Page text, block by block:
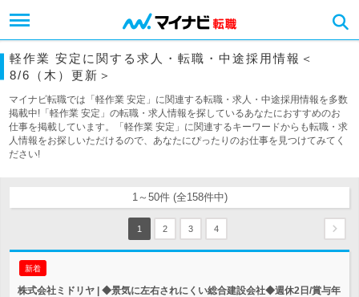
軽作業 安定に関する求人・転職・中途採用情報＜
8/6（木）更新＞
マイナビ転職では「軽作業 安定」に関連する転職・求人・中途採用情報を多数
掲載中!「軽作業 安定」の転職・求人情報を探しているあなたにおすすめのお
仕事を掲載しています。「軽作業 安定」に関連するキーワードからも転職・求
人情報をお探しいただけるので、あなたにぴったりのお仕事を見つけてみてく
ださい!
1～50件 (全158件中)
1 2 3 4
新着
株式会社ミドリヤ | ◆景気に左右されにくい総合建設会社◆週休2日/賞与年